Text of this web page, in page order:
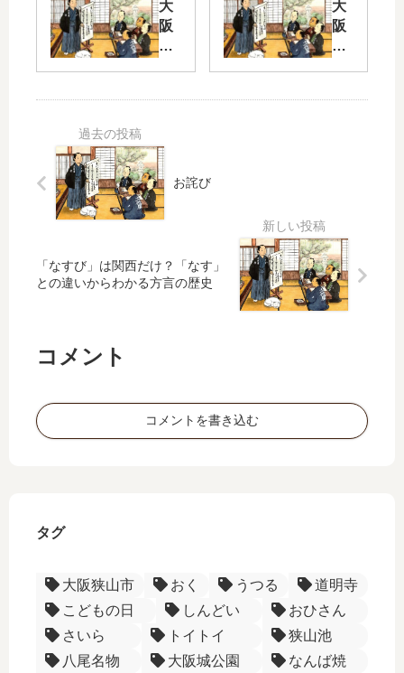
Pa
者
ー
フ
レ
ズ
ー
Pa
rt
2
オ
礎
知
識
1
ー
大
阪
弁
ズ
rt
2
む
ず
し
い
彙
ー
大
阪
弁
ズ
さ
ん
や
で
文
ー
お詫び
「なすび」は関西だけ？「なす」
との違いからわかる方言の歴史
コメント
コメントを書き込む
タグ
大阪狭山市 おく うつる
道明寺
こどもの日
しんどい
おひさん
さいら
トイトイ
狭山池
八尾名物
大阪城公園
なんば焼